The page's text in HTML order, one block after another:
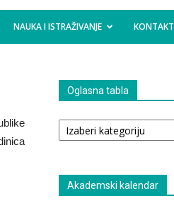
NAUKA I ISTRAŽIVANJE KONTAKT
Oglasna tabla
Oglasna
tabla
Akademski kalendar